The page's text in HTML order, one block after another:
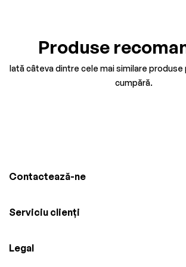
Produse
Iată câteva dintre cele mai similare produse
cumpără.
Contactează-ne
Serviciu clienți
Legal